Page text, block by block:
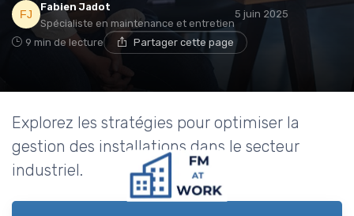
Fabien Jadot
Spécialiste en maintenance et entretien
5 juin 2025
9 min de lecture Partager cette page
Explorez les stratégies pour optimiser la
gestion des installations dans le secteur
industriel.